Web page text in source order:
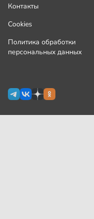
Контакты
Cookies
Политика обработки
персональных данных